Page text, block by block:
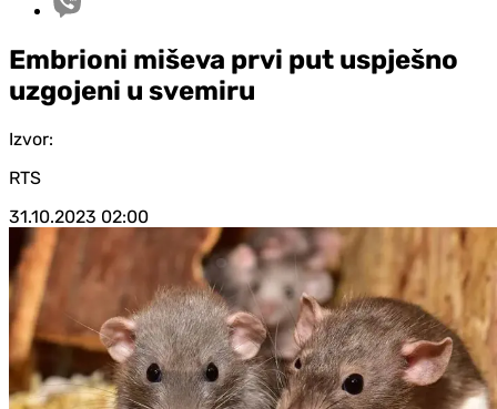
Embrioni miševa prvi put uspješno
uzgojeni u svemiru
Izvor:
RTS
31.10.2023 02:00